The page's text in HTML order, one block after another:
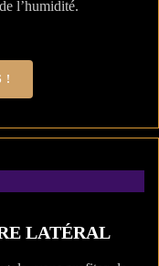
l’humidité.
!
LATÉRAL